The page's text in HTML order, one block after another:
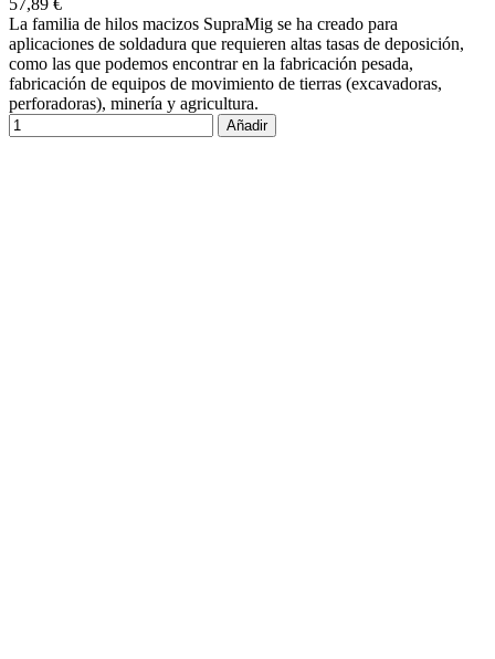
57,89 €
La familia de hilos macizos SupraMig se ha creado para
aplicaciones de soldadura que requieren altas tasas de deposición,
como las que podemos encontrar en la fabricación pesada,
fabricación de equipos de movimiento de tierras (excavadoras,
perforadoras), minería y agricultura.
Añadir